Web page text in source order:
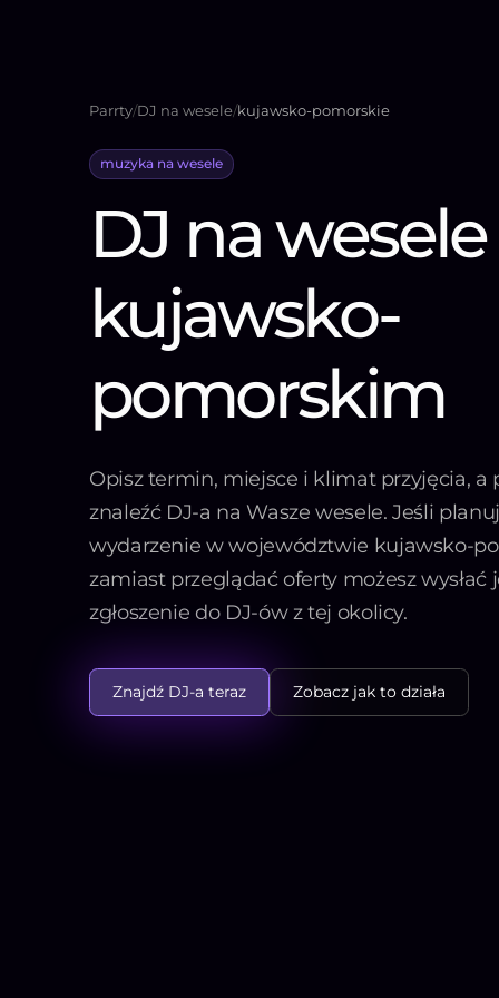
Parrty/DJ na wesele/kujawsko-pomorskie
muzyka na wesele
DJ na
kujawsko-
pomorskim
Opisz termin, miejsce i klimat przyjęcia, a
znaleźć DJ-a na Wasze wesele. Jeśli
wydarzenie w województwie kujawsko-
zamiast przeglądać oferty możesz wysłać
zgłoszenie do DJ-ów z tej okolicy.
Znajdź DJ-a teraz Zobacz jak to działa